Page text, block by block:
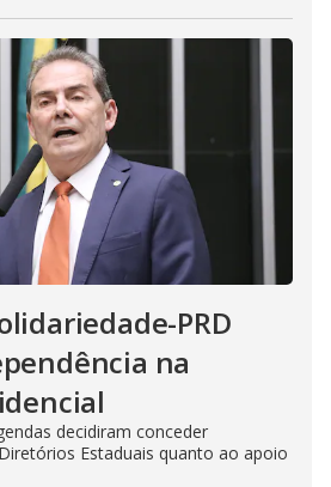
PRD
na
decidiram conceder
Estaduais quanto ao apoio